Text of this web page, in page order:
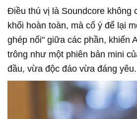
Điều thú vị là Soundcore không
khối hoàn toàn, mà cố ý để lại
ghép nối" giữa các phần, khiến
trông như một phiên bản mini
đầu, vừa độc đáo vừa đáng yêu.